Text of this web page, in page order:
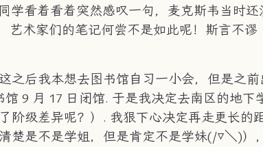
学看着看着突然感叹一句，麦克斯韦当时
艺术家们的笔记何尝不是如此呢！斯言不
之后我本想去图书馆自习一小会，但是之
馆 9 月 17 日闭馆. 于是我决定去南区的地下
阶级差异呢？）. 我狠下心决定再走更长
楚是不是学姐，但是肯定不是学妹(/▽＼)